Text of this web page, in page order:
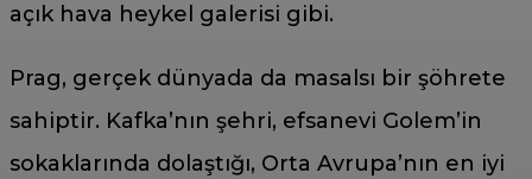
açık hava heykel galerisi gibi.
Prag, gerçek dünyada da masalsı bir şöhrete
sahiptir. Kafka’nın şehri, efsanevi Golem’in
sokaklarında dolaştığı, Orta Avrupa’nın en iyi